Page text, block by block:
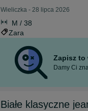
Wieliczka - 28 lipca 2026
M / 38
Zara
Zapisz to
Damy Ci
Białe klasyczne